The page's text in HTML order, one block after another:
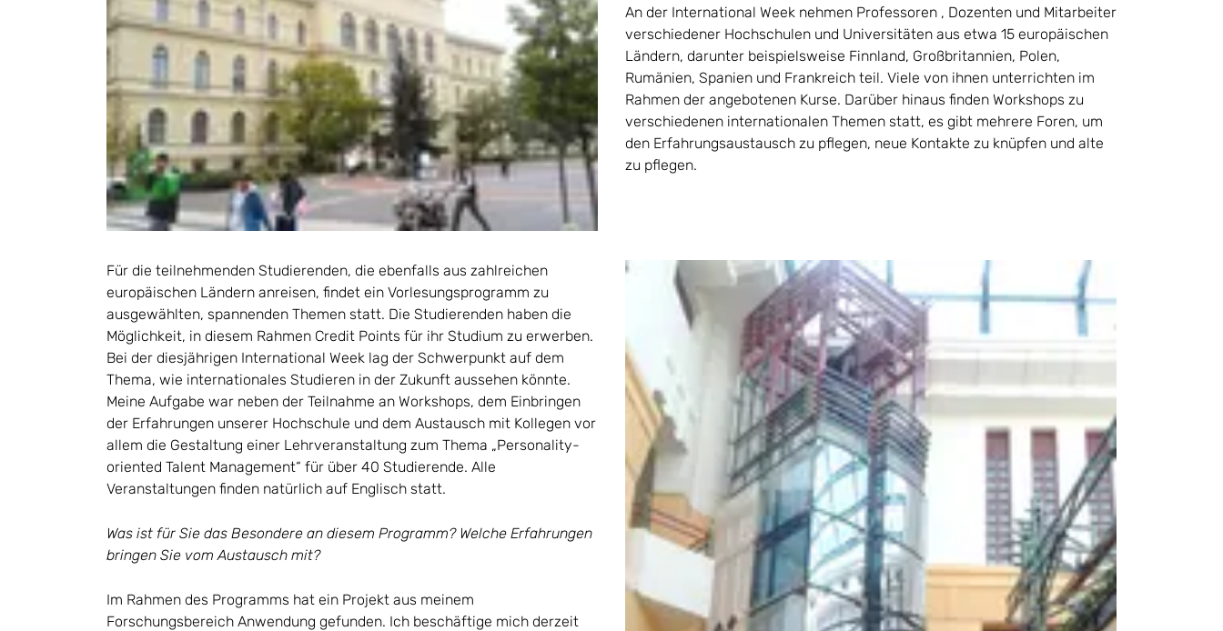
An der International Week nehmen Professoren , Dozenten und Mitarbeiter
verschiedener Hochschulen und Universitäten aus etwa 15 europäischen
Ländern, darunter beispielsweise Finnland, Großbritannien, Polen,
Rumänien, Spanien und Frankreich teil. Viele von ihnen unterrichten im
Rahmen der angebotenen Kurse. Darüber hinaus finden Workshops zu
verschiedenen internationalen Themen statt, es gibt mehrere Foren, um
den Erfahrungsaustausch zu pflegen, neue Kontakte zu knüpfen und alte
zu pflegen.
Für die teilnehmenden Studierenden, die ebenfalls aus zahlreichen
europäischen Ländern anreisen, findet ein Vorlesungsprogramm zu
ausgewählten, spannenden Themen statt. Die Studierenden haben die
Möglichkeit, in diesem Rahmen Credit Points für ihr Studium zu erwerben.
Bei der diesjährigen International Week lag der Schwerpunkt auf dem
Thema, wie internationales Studieren in der Zukunft aussehen könnte.
Meine Aufgabe war neben der Teilnahme an Workshops, dem Einbringen
der Erfahrungen unserer Hochschule und dem Austausch mit Kollegen vor
allem die Gestaltung einer Lehrveranstaltung zum Thema „Personality-
oriented Talent Management“ für über 40 Studierende. Alle
Veranstaltungen finden natürlich auf Englisch statt.
Was ist für Sie das Besondere an diesem Programm? Welche Erfahrungen
bringen Sie vom Austausch mit?
Im Rahmen des Programms hat ein Projekt aus meinem
Forschungsbereich Anwendung gefunden. Ich beschäftige mich derzeit